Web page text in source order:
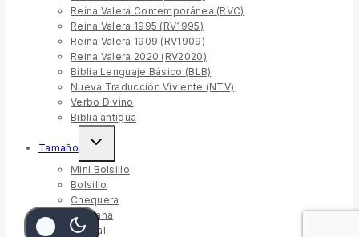
Reina Valera Contemporánea (RVC)
Reina Valera 1995 (RV1995)
Reina Valera 1909 (RV1909)
Reina Valera 2020 (RV2020)
Biblia Lenguaje Básico (BLB)
Nueva Traducción Viviente (NTV)
Verbo Divino
Biblia antigua
Tamaño
Mini Bolsillo
Bolsillo
Chequera
Mediana
Normal